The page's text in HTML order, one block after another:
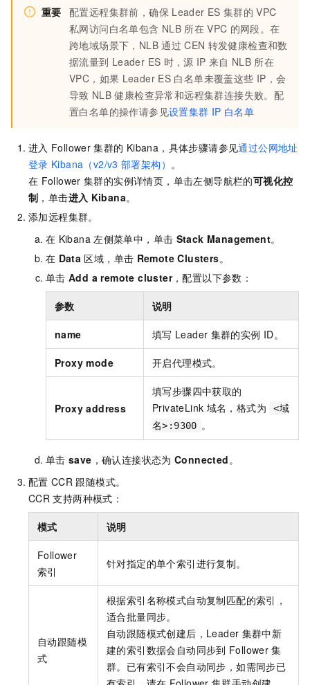
重要 配置远程集群前，确保 Leader ES 集群的 VPC
私网访问白名单包含 NLB 所在 VPC 的网段。在
跨地域场景下，NLB 通过 CEN 转发健康检查和数
据流量到 Leader ES 时，源 IP 来自 NLB 所在
VPC，如果 Leader ES 白名单未覆盖这些 IP，会
导致 NLB 健康检查异常和远程集群连接失败。配
置白名单的操作请参见设置集群 IP 白名单
进入 Follower 集群的 Kibana，具体步骤请参见通过公网地址
登录 Kibana（v2/v3 部署架构） 。
在 Follower 集群的实例详情页，单击左侧导航栏的可视化控
制 ，单击进入 Kibana。
添加远程集群。
在 Kibana 左侧菜单中，单击 Stack Management。
在 Data 区域，单击 Remote Clusters。
单击 Add a remote cluster，配置以下参数：
参数 说明
name 填写 Leader 集群的实例 ID。
Proxy mode 开启代理模式。
Proxy address
填写步骤四中获取的
PrivateLink 域名，格式为
<域
名>:9300 。
单击 save ，确认连接状态为 Connected 。
配置 CCR 跟随模式。
CCR 支持两种模式：
模式 说明
Follower
索引
针对指定的单个索引进行复制。
自动跟随模
式
根据索引名称模式自动复制匹配的索引，
适合批量同步。
自动跟随模式创建后，Leader 集群中新
建的索引数据会自动同步到 Follower 集
群。已有索引不会自动同步，如需同步已